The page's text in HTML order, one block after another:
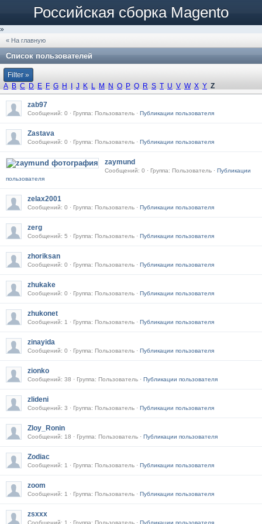
Российская сборка Magento
»
« На главную
Список пользователей
Filter »
A B C D E F G H J K L M N O P Q R S T U V W X Y Z
zab97
Сообщений: 0 · Группа: Пользователь · Публикации пользователя
Zastava
Сообщений: 0 · Группа: Пользователь · Публикации пользователя
zaymund
Сообщений: 0 · Группа: Пользователь · Публикации
пользователя
zelax2001
Сообщений: 0 · Группа: Пользователь · Публикации пользователя
zerg
Сообщений: 5 · Группа: Пользователь · Публикации пользователя
zhoriksan
Сообщений: 0 · Группа: Пользователь · Публикации пользователя
zhukake
Сообщений: 0 · Группа: Пользователь · Публикации пользователя
zhukonet
Сообщений: 1 · Группа: Пользователь · Публикации пользователя
zinayida
Сообщений: 0 · Группа: Пользователь · Публикации пользователя
zionko
Сообщений: 38 · Группа: Пользователь · Публикации пользователя
zlideni
Сообщений: 3 · Группа: Пользователь · Публикации пользователя
Zloy_Ronin
Сообщений: 18 · Группа: Пользователь · Публикации пользователя
Zodiac
Сообщений: 1 · Группа: Пользователь · Публикации пользователя
zoom
Сообщений: 1 · Группа: Пользователь · Публикации пользователя
zsxxx
Сообщений: 1 · Группа: Пользователь · Публикации пользователя